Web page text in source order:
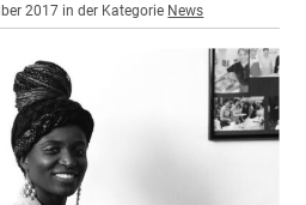
2017 in der Kategorie News